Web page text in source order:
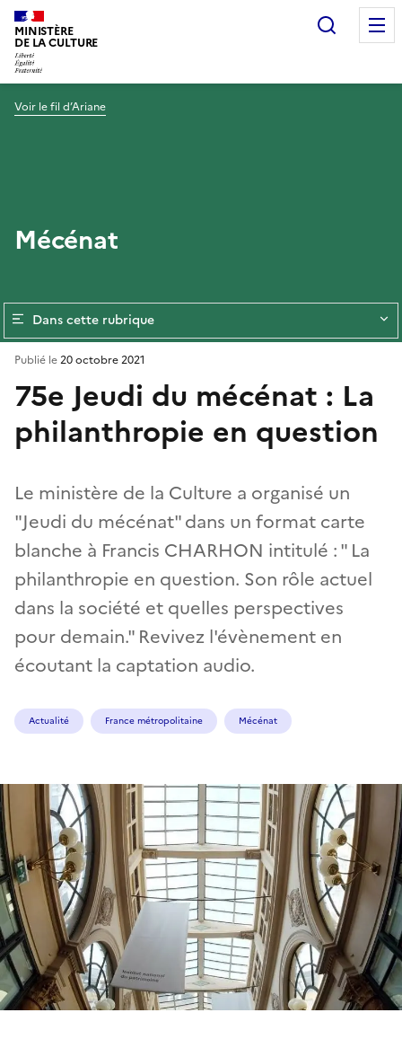
MINISTÈRE
DE LA CULTURE
Voir le fil d’Ariane
Mécénat
Dans cette rubrique
75e Jeudi du mécénat : La
philanthropie en question
Le ministère de la Culture a organisé un
"Jeudi du mécénat" dans un format carte
blanche à Francis CHARHON intitulé : " La
philanthropie en question. Son rôle actuel
dans la société et quelles perspectives
pour demain." Revivez l'évènement en
écoutant la captation audio.
Publié le20 octobre 2021
Actualité France métropolitaine Mécénat